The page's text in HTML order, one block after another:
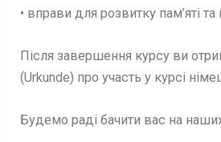
• вправи для розвитку пам’яті та
Після завершення курсу ви
(Urkunde) про участь у курсі
Будемо раді бачити вас на